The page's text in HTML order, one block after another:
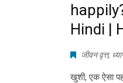
Hindi |
जीवन वृत्त,
खुशी, एक ऐसा